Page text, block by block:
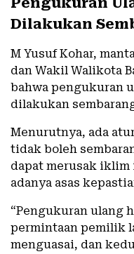
Dilakukan
M Yusuf Kohar,
dan Wakil Walikota
bahwa pengukuran
dilakukan
Menurutnya, ada
tidak boleh
dapat merusak
adanya asas
“Pengukuran ulang
permintaan pemilik
menguasai, dan